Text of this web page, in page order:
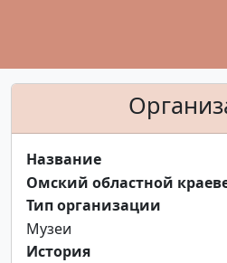
Название
Омский областной
Тип организации
Музеи
История